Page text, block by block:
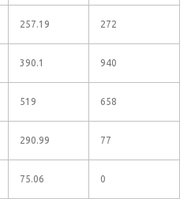
257.19 272
390.1 940
519 658
290.99 77
75.06 0